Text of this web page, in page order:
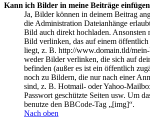
Kann ich Bilder in meine Beiträge
Ja, Bilder können in deinem Beitrag
die Administration Dateianhänge
Bild auch direkt hochladen. Ansonsten
Bild verlinken, das auf einem
liegt, z. B. http://www.domain.tld/
weder Bilder verlinken, die sich auf
befinden (außer es ist ein öffentlich
noch zu Bildern, die nur nach einer
sind, z. B. Hotmail- oder Yahoo-
Passwort geschützte Seiten usw. Um
benutze den BBCode-Tag „[img]“.
Nach oben